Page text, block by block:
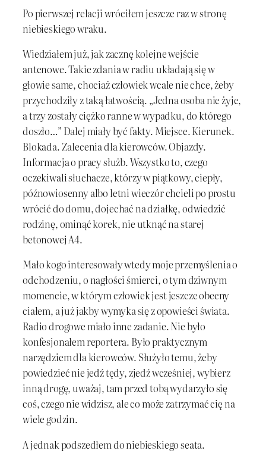
Po pierwszej relacji wróciłem jeszcze raz w stronę
niebieskiego wraku.
Wiedziałem już, jak zacznę kolejne wejście
antenowe. Takie zdania w radiu układają się w
głowie same, chociaż człowiek wcale nie chce, żeby
przychodziły z taką łatwością. „Jedna osoba nie żyje,
a trzy zostały ciężko ranne w wypadku, do którego
doszło…” Dalej miały być fakty. Miejsce. Kierunek.
Blokada. Zalecenia dla kierowców. Objazdy.
Informacja o pracy służb. Wszystko to, czego
oczekiwali słuchacze, którzy w piątkowy, ciepły,
późnowiosenny albo letni wieczór chcieli po prostu
wrócić do domu, dojechać na działkę, odwiedzić
rodzinę, ominąć korek, nie utknąć na starej
betonowej A4.
Mało kogo interesowały wtedy moje przemyślenia o
odchodzeniu, o nagłości śmierci, o tym dziwnym
momencie, w którym człowiek jest jeszcze obecny
ciałem, a już jakby wymyka się z opowieści świata.
Radio drogowe miało inne zadanie. Nie było
konfesjonałem reportera. Było praktycznym
narzędziem dla kierowców. Służyło temu, żeby
powiedzieć nie jedź tędy, zjedź wcześniej, wybierz
inną drogę, uważaj, tam przed tobą wydarzyło się
coś, czego nie widzisz, ale co może zatrzymać cię na
wiele godzin.
A jednak podszedłem do niebieskiego seata.